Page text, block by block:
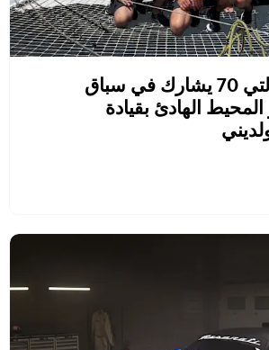
مازيراتي مالتي 70 يشارك في سباق
الهادئ بقيادة